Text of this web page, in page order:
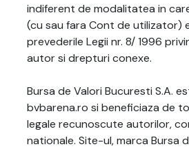
indiferent de modalitatea in
(cu sau fara Cont de utilizator)
prevederile Legii nr. 8/ 1996
autor si drepturi conexe.
Bursa de Valori Bucuresti S.A.
bvbarena.ro si beneficiaza de
legale recunoscute autorilor,
nationale. Site-ul, marca Bursa